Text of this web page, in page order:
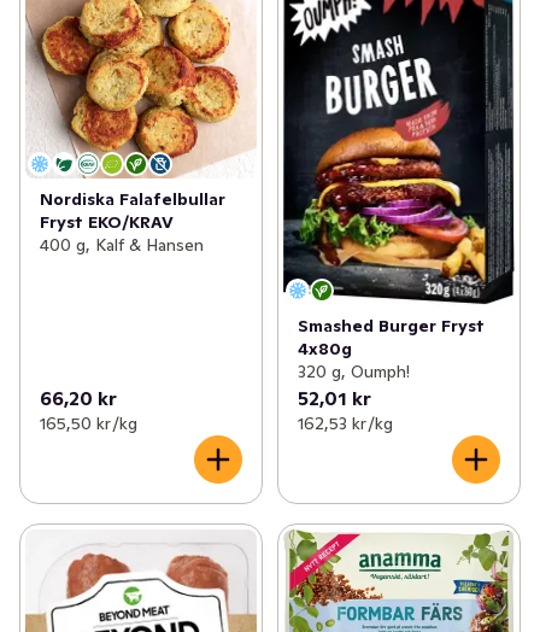
✓ Fryst fisk & skaldjur (60)
✓ Fryst färdigmat (201)
✓ Fryst potatis & pommes
✓ Fryst vegetariskt
✓ Frysta grönsaker & örter (99)
✓ Is (3)
✓ Fryst vegetarisk färs (9)
✓ Fryst falafel (6)
✓ Vegobollar & biffar (7)
✓ Fryst vegetarisk korv
✓ Frysta vegetariska burgare & schnitzlar (11)
Nordiska Falafelbullar
Fryst EKO/KRAV
400 g, Kalf & Hansen
66,20 kr
165,50 kr /kg
Smashed Burger Fryst
4x80g
320 g, Oumph!
52,01 kr
162,53 kr /kg